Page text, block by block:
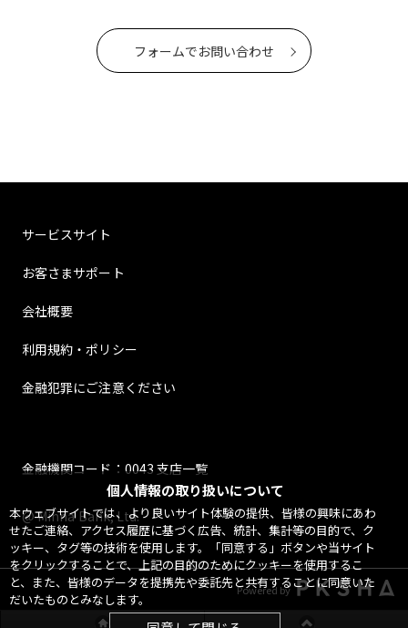
個人情報の取り扱いについて
本ウェブサイトでは、より良いサイト体験の提供、皆様の興味にあわ
せたご連絡、アクセス履歴に基づく広告、統計、集計等の目的で、ク
ッキー、タグ等の技術を使用します。「同意する」ボタンや当サイト
をクリックすることで、上記の目的のためにクッキーを使用するこ
と、また、皆様のデータを提携先や委託先と共有することに同意いた
だいたものとみなします。
フォームでお問い合わせ
サービスサイト
お客さまサポート
会社概要
利用規約・ポリシー
金融犯罪にご注意ください
金融機関コード：0043 支店一覧
@ Minna Bank, Ltd.
Powered by